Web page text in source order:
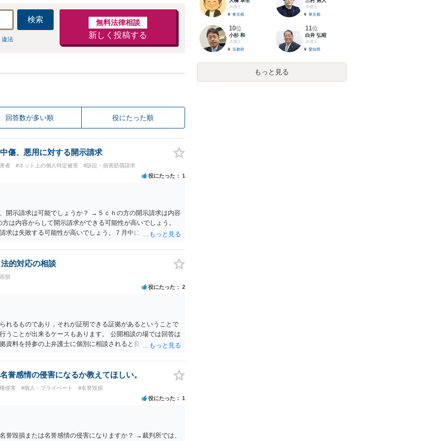
検索
違法
無料法律相談
新しく投稿する
回答数が多い順 役にたった順
傷、悪用に対する開示請求
者 #ネット上の個人特定被害
#訴訟・損害賠償請求
役にたった
1
開示請求は可能でしょうか？ →５ｃｈの方の開示請求は内容
は内容からして開示請求ができる可能性が高いでしょう。
求は失敗する可能性が高いでしょう。７月中にアカウントが
可能でしょうか？ →訴訟外の交渉で相手方が認めれば負担さ
った場合は、実際の弁護士費用が認められる場合と認められ
的対応の相談
損
役にたった
2
れるものであり，それが証明できる証拠があるということで
うことが出来るケースもあります。 公開相談の場では回答は
資料を持参の上弁護士に個別に相談されると良いでしょう。
誉感情の侵害になるか教えてほしい。
侵害 #個人・プライベート
#名誉毀損
役にたった
1
誉毀損または名誉感情の侵害になりますか？ →裁判所では、
弁護士
東京都
弁護士
東京都
10位
小杉 和
弁護士
京都府
11位
白井 弘昭
弁護士
愛知県
もっと見る